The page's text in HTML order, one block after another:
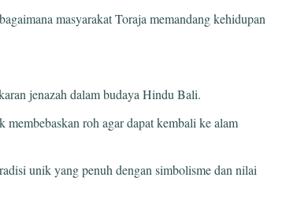
masyarakat Toraja memandang kehidupan
jenazah dalam budaya Hindu Bali.
membebaskan roh agar dapat kembali ke alam
unik yang penuh dengan simbolisme dan nilai